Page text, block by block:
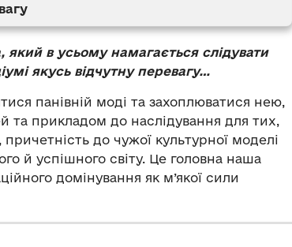
в усьому намагається слідувати
якусь відчутну перевагу…
панівній моді та захоплюватися нею,
та прикладом до наслідування для тих,
до чужої культурної моделі
й успішного світу. Це головна наша
домінування як м’якої сили